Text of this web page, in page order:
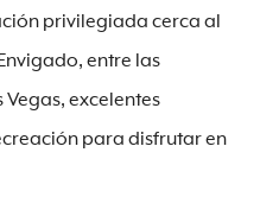
privilegiada cerca al
entre las
Vegas, excelentes
para disfrutar en